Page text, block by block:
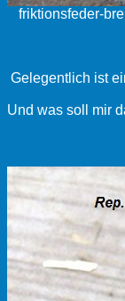
friktionsfeder-
Gelegentlich ist
Und was soll mir